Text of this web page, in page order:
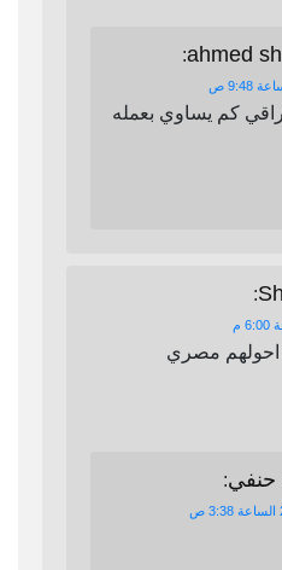
ahmed
:
كم يساوي بعمله
:
احولهم مصري
حنفي: